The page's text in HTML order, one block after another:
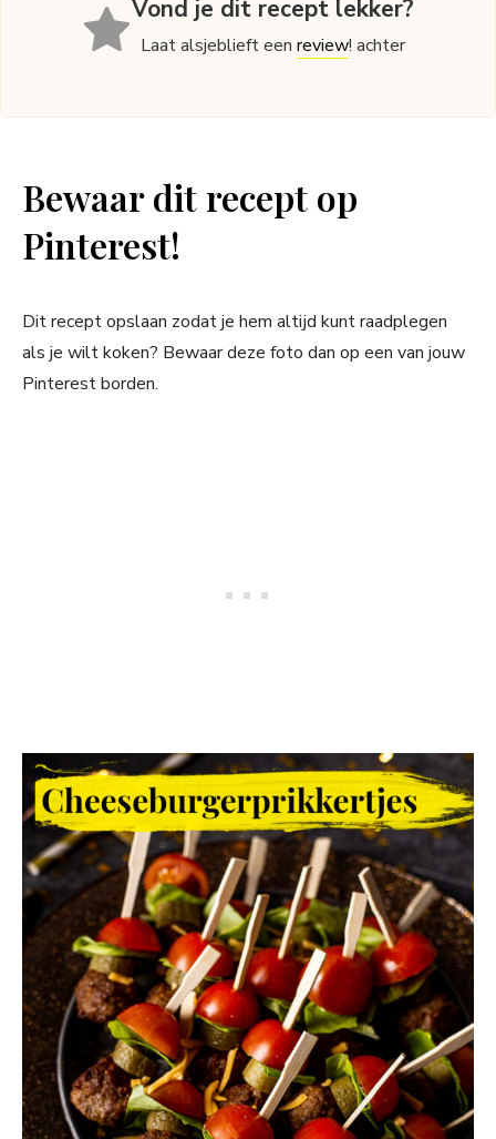
Vond je dit recept lekker?
Laat alsjeblieft eenreview! achter
Bewaar dit recept op
Pinterest!
Dit recept opslaan zodat je hem altijd kunt raadplegen
als je wilt koken? Bewaar deze foto dan op een van jouw
Pinterest borden.